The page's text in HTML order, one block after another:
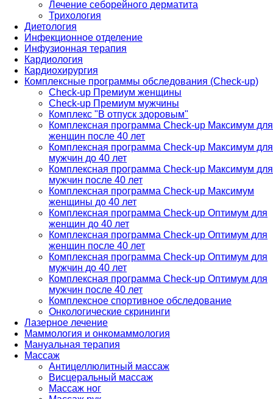
Лечение себорейного дерматита
Трихология
Диетология
Инфекционное отделение
Инфузионная терапия
Кардиология
Кардиохирургия
Комплексные программы обследования (Check-up)
Check-up Премиум женщины
Check-up Премиум мужчины
Комплекс "В отпуск здоровым"
Комплексная программа Check-up Максимум для
женщин после 40 лет
Комплексная программа Check-up Максимум для
мужчин до 40 лет
Комплексная программа Check-up Максимум для
мужчин после 40 лет
Комплексная программа Check-up Максимум
женщины до 40 лет
Комплексная программа Check-up Оптимум для
женщин до 40 лет
Комплексная программа Check-up Оптимум для
женщин после 40 лет
Комплексная программа Check-up Оптимум для
мужчин до 40 лет
Комплексная программа Check-up Оптимум для
мужчин после 40 лет
Комплексное спортивное обследование
Онкологические скрининги
Лазерное лечение
Маммология и онкомаммология
Мануальная терапия
Массаж
Антицеллюлитный массаж
Висцеральный массаж
Массаж ног